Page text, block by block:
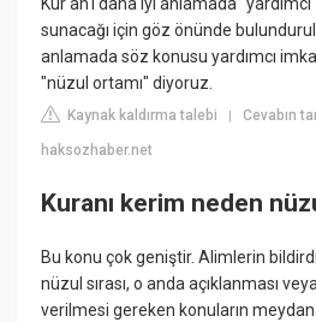
Kur'an'ı daha iyi anlamada
sunacağı için göz önünde
anlamada söz konusu yardımcı
"nüzul ortamı" diyoruz.
Kaynak kaldırma talebi |Cevabın
haksozhaber.net
Kuranı kerim neden
Bu konu çok geniştir. Alimlerin
nüzul sırası, o anda açıklanması
verilmesi gereken konuların